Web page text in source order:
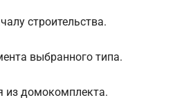
строительства.
выбранного типа.
из домокомплекта.